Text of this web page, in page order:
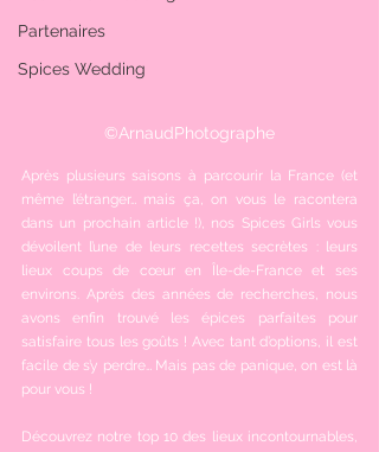
Partenaires
Spices Wedding
©ArnaudPhotographe
Après plusieurs saisons à parcourir la France (et
même l’étranger… mais ça, on vous le racontera
dans un prochain article !), nos Spices Girls vous
dévoilent l’une de leurs recettes secrètes : leurs
lieux coups de cœur en Île-de-France et ses
environs. Après des années de recherches, nous
avons enfin trouvé les épices parfaites pour
satisfaire tous les goûts ! Avec tant d’options, il est
facile de s’y perdre… Mais pas de panique, on est là
pour vous !
Découvrez notre top 10 des lieux incontournables,